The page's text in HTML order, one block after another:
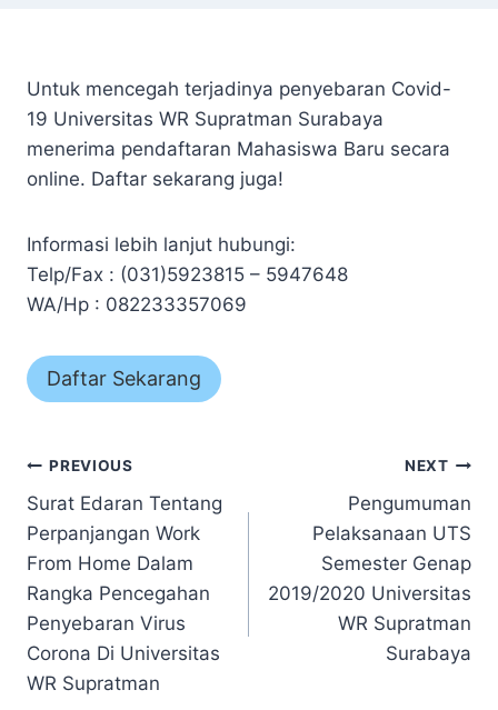
Untuk mencegah terjadinya penyebaran Covid-
19 Universitas WR Supratman Surabaya
menerima pendaftaran Mahasiswa Baru secara
online. Daftar sekarang juga!
Informasi lebih lanjut hubungi:
Telp/Fax : (031)5923815 – 5947648
WA/Hp : 082233357069
Daftar Sekarang
Post
navigation
PREVIOUS
Surat Edaran Tentang
Perpanjangan Work
From Home Dalam
Rangka Pencegahan
Penyebaran Virus
Corona Di Universitas
WR Supratman
NEXT
Pengumuman
Pelaksanaan UTS
Semester Genap
2019/2020 Universitas
WR Supratman
Surabaya